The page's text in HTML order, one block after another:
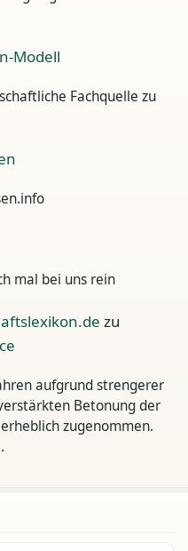
Modell
Fachquelle zu
mal bei uns rein
zu
aufgrund strengerer
Betonung der
zugenommen.